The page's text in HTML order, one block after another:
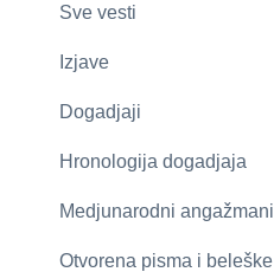
Sve vesti
Izjave
Dogadjaji
Hronologija dogadjaja
Medjunarodni angažmani
Otvorena pisma i beleške